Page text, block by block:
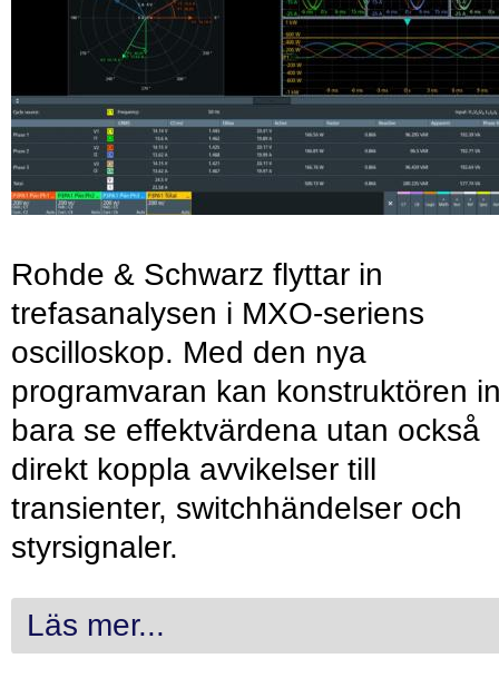
Rohde & Schwarz flyttar in
trefasanalysen i MXO-seriens
oscilloskop. Med den nya
programvaran kan konstruktören
bara se effektvärdena utan också
direkt koppla avvikelser till
transienter, switchhändelser och
styrsignaler.
Läs mer...